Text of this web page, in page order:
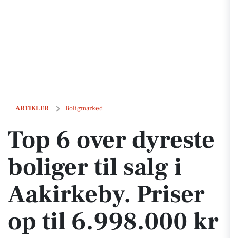
ARTIKLER Boligmarked
Top 6 over dyreste boliger til salg i Aakirkeby. Priser op til 6.998.000
Top 6 over dyreste
boliger til salg i
Aakirkeby. Priser
op til 6.998.000 kr